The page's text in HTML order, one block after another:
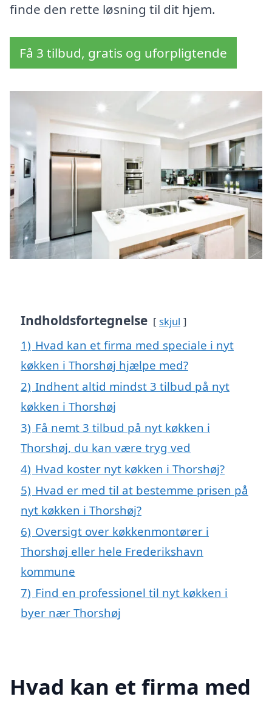
finde den rette løsning til dit hjem.
Få 3 tilbud, gratis og uforpligtende
Indholdsfortegnelse skjul
1) Hvad kan et firma med speciale i nyt
køkken i Thorshøj hjælpe med?
2) Indhent altid mindst 3 tilbud på nyt
køkken i Thorshøj
3) Få nemt 3 tilbud på nyt køkken i
Thorshøj, du kan være tryg ved
4) Hvad koster nyt køkken i Thorshøj?
5) Hvad er med til at bestemme prisen på
nyt køkken i Thorshøj?
6) Oversigt over køkkenmontører i
Thorshøj eller hele Frederikshavn
kommune
7) Find en professionel til nyt køkken i
byer nær Thorshøj
Hvad kan et firma med